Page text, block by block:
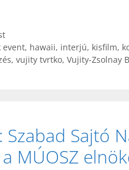
event, hawaii, interjú, kisfilm,
, vujity tvrtko, Vujity-Zsolnay
Sajtó
MÚOSZ